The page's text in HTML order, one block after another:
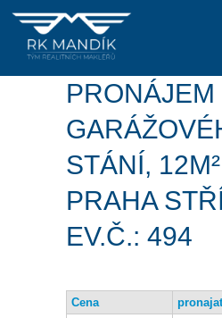
PRONÁJEM
STÁNÍ,
PRAHA
EV.Č.: 494
Cena